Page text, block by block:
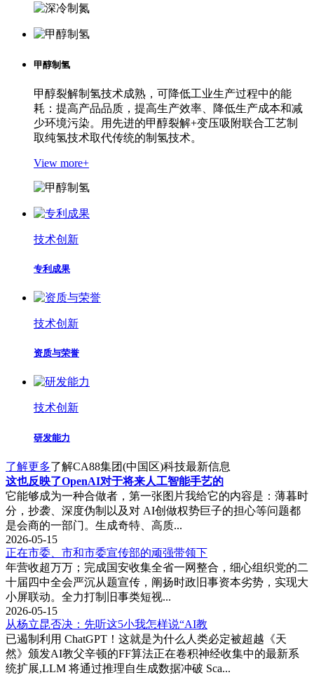
甲醇制氢
甲醇裂解制氢技术成熟，可降低工业生产过程中的能
耗：提高产品品质，提高生产效率、降低生产成本和减
少环境污染。用先进的甲醇裂解+变压吸附联合工艺制
取纯氢技术取代传统的制氢技术。
View more+
技术创新
专利成果
技术创新
资质与荣誉
技术创新
研发能力
了解更多了解CA88集团(中国区)科技最新信息
这也反映了OpenAI对于将来人工智能手艺的
它能够成为一种合做者，第一张图片我给它的内容是：薄暮时
分，抄袭、深度伪制以及对 AI创做权势巨子的担心等问题都
是会商的一部门。生成奇特、高质...
2026-05-15
正在市委、市和市委宣传部的顽强带领下
年营收超万万；完成国安收集全省一网整合，细心组织党的二
十届四中全会严沉从题宣传，阐扬时政旧事资本劣势，实现大
小屏联动。全力打制旧事类短视...
2026-05-15
从杨立昆否决：先听这5小我怎样说“AI教
已遏制利用 ChatGPT！这就是为什么人类必定被超越《天
然》颁发AI教父辛顿的FF算法正在卷积神经收集中的最新系
统扩展,LLM 将通过推理自生成数据冲破 Sca...